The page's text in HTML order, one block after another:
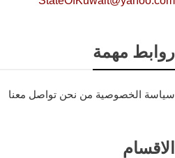
روابط مهمة
سياسة الخصوصية من نحن تواصل معنا
الاقسام